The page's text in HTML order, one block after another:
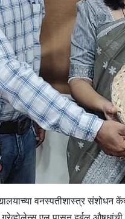
वनस्पतीशास्त्र